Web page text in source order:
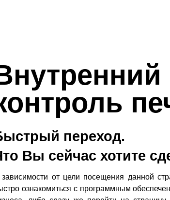
переход.
Вы сейчас хотите
от цели посещения данной
ознакомиться с программным